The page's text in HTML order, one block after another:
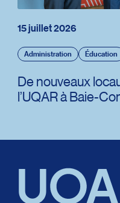
15 juillet 2026
Administration Éducation
De nouveaux
l’UQAR à Baie-